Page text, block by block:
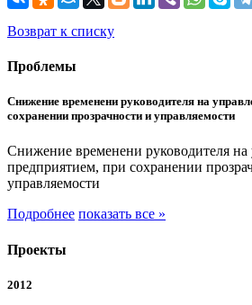
Возврат к списку
Проблемы
Снижение временени руководителя на
сохранении прозрачности и управляемости
Снижение временени руководителя на
предприятием, при сохранении
управляемости
Подробнее показать все »
Проекты
2012